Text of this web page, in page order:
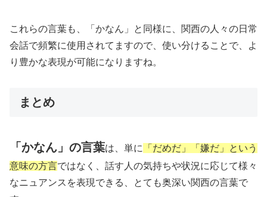
これらの言葉も、「かなん」と同様に、関西の人々の日常
会話で頻繁に使用されてますので、使い分けることで、よ
り豊かな表現が可能になりますね。
まとめ
「かなん」の言葉は、単に
「だめだ」「嫌だ」という
意味の方言ではなく、話す人の気持ちや状況に応じて様々
なニュアンスを表現できる、とても奥深い関西の言葉で